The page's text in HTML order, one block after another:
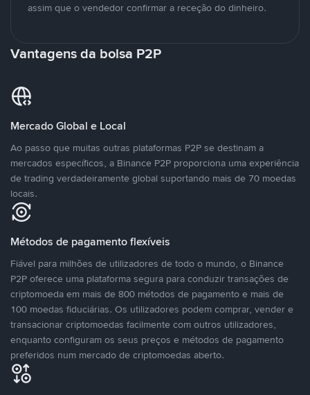
assim que o vendedor confirmar a receção do dinheiro.
Vantagens da bolsa P2P
Mercado Global e Local
Ao passo que muitas outras plataformas P2P se destinam a
mercados específicos, a Binance P2P proporciona uma experiência
de trading verdadeiramente global suportando mais de 70 moedas
locais.
Métodos de pagamento flexíveis
Fiável para milhões de utilizadores de todo o mundo, o Binance
P2P oferece uma plataforma segura para conduzir transações de
criptomoeda em mais de 800 métodos de pagamento e mais de
100 moedas fiduciárias. Os utilizadores podem comprar, vender e
transacionar criptomoedas facilmente com outros utilizadores,
enquanto configuram os seus preços e métodos de pagamento
preferidos num mercado de criptomoedas aberto.